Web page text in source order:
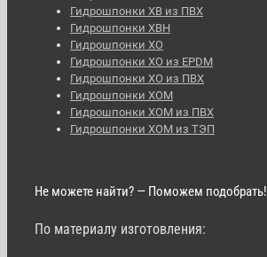
Гидрошпонки ХВ из ПВХ
Гидрошпонки ХВН
Гидрошпонки ХО
Гидрошпонки ХО из EPDM
Гидрошпонки ХО из ПВХ
Гидрошпонки ХОМ
Гидрошпонки ХОМ из ПВХ
Гидрошпонки ХОМ из ТЭП
Не можете найти? — Поможем подобрать!
По материалу изготовления: